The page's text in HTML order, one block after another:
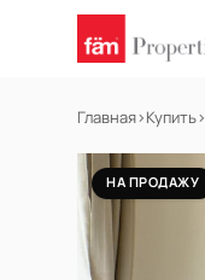
Главная›Купить›
НА ПРОДАЖУ